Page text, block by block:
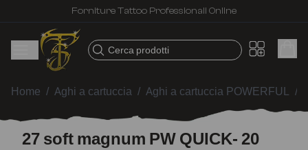
Spedizione veloce – Prodotti selezionati per tatuatori
Cerca prodotti
Home / Aghi a cartuccia / Aghi a cartuccia POWERFUL /
27 soft magnum PW QUICK- 20